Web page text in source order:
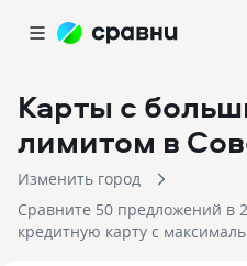
Карты с
лимитом в
Изменить город
Сравните 50 предложений в
кредитную карту с